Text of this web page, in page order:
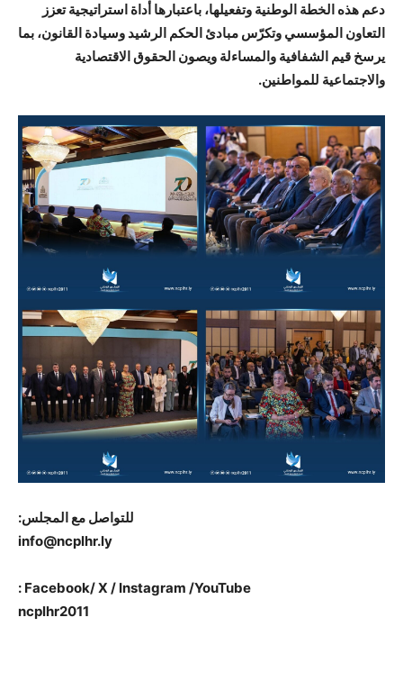
دعم هذه الخطة الوطنية وتفعيلها، باعتبارها أداة استراتيجية تعزز
التعاون المؤسسي وتكرّس مبادئ الحكم الرشيد وسيادة القانون، بما
يرسخ قيم الشفافية والمساءلة ويصون الحقوق الاقتصادية
والاجتماعية للمواطنين.
للتواصل مع المجلس:
info@ncplhr.ly
Facebook/ X / Instagram /YouTube :
ncplhr2011